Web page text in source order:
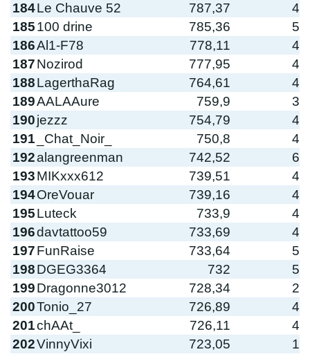
184Le Chauve 52 787,37
4
185100 drine 785,36
5
186Al1-F78 778,11
4
187Nozirod 777,95
4
188LagerthaRag 764,61
4
189AALAAure 759,9
3
190jezzz 754,79
4
191
_Chat_Noir_ 750,8
4
192alangreenman 742,52
6
193MIKxxx612 739,51
4
194OreVouar 739,16
4
195Luteck 733,9
4
196davtattoo59 733,69
4
197FunRaise 733,64
5
198DGEG3364 732
5
199Dragonne3012 728,34
2
200Tonio_27 726,89
4
201chAAt_ 726,11
4
202VinnyVixi 723,05
1